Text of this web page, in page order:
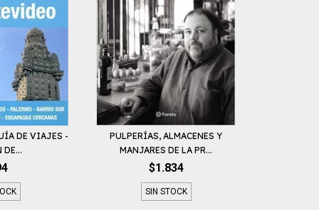
DE VIAJES -
PULPERÍAS, ALMACENES Y
MANJARES DE LA PR...
$1.834
SIN STOCK